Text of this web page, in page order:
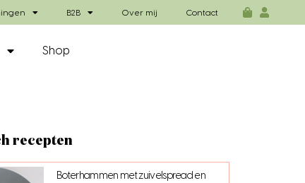
B2B Over mij Contact
Shop
recepten
Boterhammen met zuivelspread en